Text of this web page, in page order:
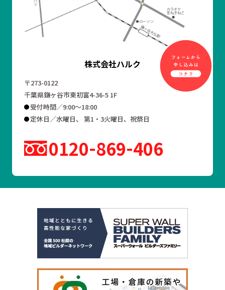
株式会社ハルク
〒273-0122
千葉県鎌ヶ谷市東初富4-36-5 1F
受付時間／9:00～18:00
定休日／水曜日、 第1・3火曜日、祝祭日
0120 869 406